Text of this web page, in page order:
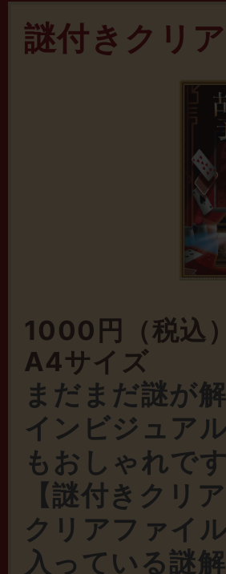
謎付きクリ
1000円（税込）
A4サイズ
まだまだ謎が
インビジュア
もおしゃれです
【謎付きクリ
クリアファイ
入っている謎